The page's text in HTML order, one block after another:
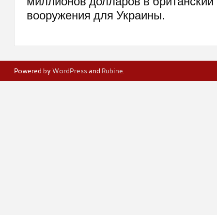
вооружения для Украины.
Powered byWordPressand Rubine